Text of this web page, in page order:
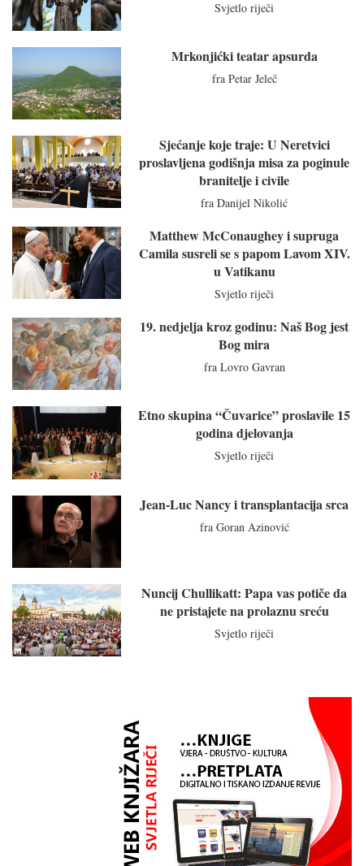
Svjetlo riječi
Mrkonjićki teatar apsurda
fra Petar Jeleč
Sjećanje koje traje: U Neretvici
proslavljena godišnja misa za poginule
branitelje i civile
fra Danijel Nikolić
Matthew McConaughey i supruga
Camila susreli se s papom Lavom XIV.
u Vatikanu
Svjetlo riječi
19. nedjelja kroz godinu: Naš Bog jest
Bog mira
fra Lovro Gavran
Etno skupina “Čuvarice” proslavile 15
godina djelovanja
Svjetlo riječi
Jean-Luc Nancy i transplantacija srca
fra Goran Azinović
Nuncij Chullikatt: Papa vas potiče da
ne pristajete na prolaznu sreću
Svjetlo riječi